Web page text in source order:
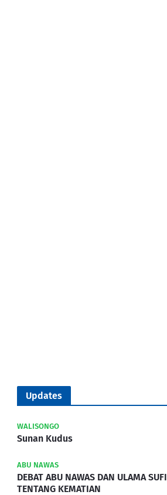
Updates
WALISONGO
Sunan Kudus
ABU NAWAS
DEBAT ABU NAWAS DAN ULAMA SUFI
TENTANG KEMATIAN